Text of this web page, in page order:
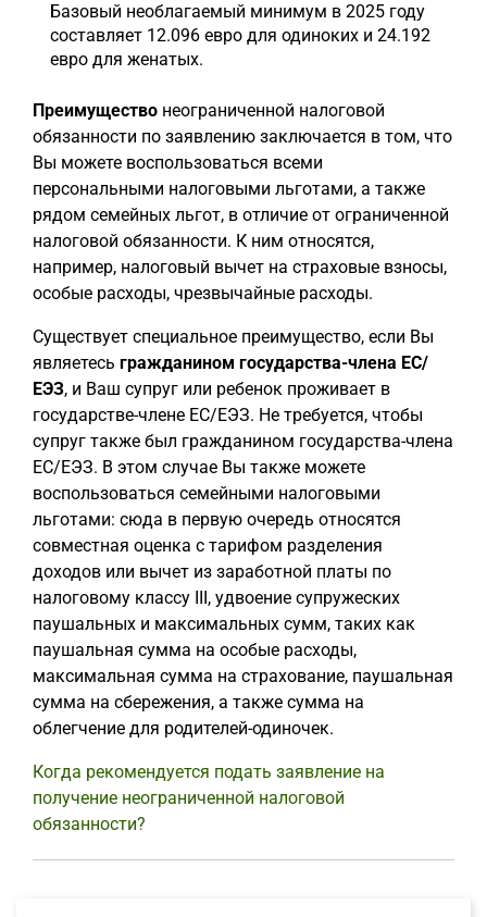
Базовый необлагаемый минимум в 2025 году
составляет 12.096 евро для одиноких и 24.192
евро для женатых.
Преимущество неограниченной налоговой
обязанности по заявлению заключается в том, что
Вы можете воспользоваться всеми
персональными налоговыми льготами, а также
рядом семейных льгот, в отличие от ограниченной
налоговой обязанности. К ним относятся,
например, налоговый вычет на страховые взносы,
особые расходы, чрезвычайные расходы.
Существует специальное преимущество, если Вы
являетесь гражданином государства-члена ЕС/
ЕЭЗ, и Ваш супруг или ребенок проживает в
государстве-члене ЕС/ЕЭЗ. Не требуется, чтобы
супруг также был гражданином государства-члена
ЕС/ЕЭЗ. В этом случае Вы также можете
воспользоваться семейными налоговыми
льготами: сюда в первую очередь относятся
совместная оценка с тарифом разделения
доходов или вычет из заработной платы по
налоговому классу III, удвоение супружеских
паушальных и максимальных сумм, таких как
паушальная сумма на особые расходы,
максимальная сумма на страхование, паушальная
сумма на сбережения, а также сумма на
облегчение для родителей-одиночек.
Когда рекомендуется подать заявление на
получение неограниченной налоговой
обязанности?